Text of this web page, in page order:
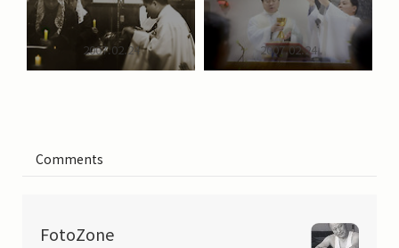
2007.02.24 2007.02.24
Comments
FotoZone